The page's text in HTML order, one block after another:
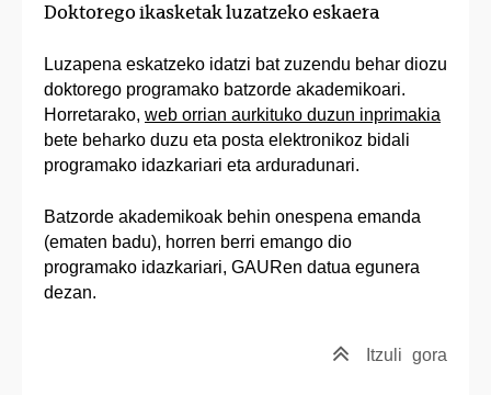
Doktorego ikasketak luzatzeko eskaera
Luzapena eskatzeko idatzi bat zuzendu behar diozu
doktorego programako batzorde akademikoari.
Horretarako, web orrian aurkituko duzun inprimakia
bete beharko duzu eta posta elektronikoz bidali
programako idazkariari eta arduradunari.
Batzorde akademikoak behin onespena emanda
(ematen badu), horren berri emango dio
programako idazkariari, GAURen datua egunera
dezan.
Itzuli gora